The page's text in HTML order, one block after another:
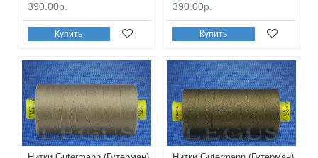
390.00р.
Купить
390.00р.
Купить